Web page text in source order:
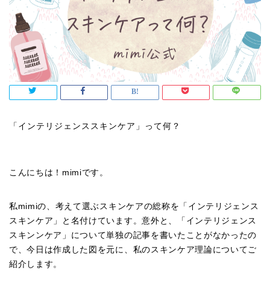
「インテリジェンススキンケア」って何？
こんにちは！mimiです。
私mimiの、考えて選ぶスキンケアの総称を「インテリジェンス
スキンケア」と名付けています。意外と、「インテリジェンス
スキンンケア」について単独の記事を書いたことがなかったの
で、今日は作成した図を元に、私のスキンケア理論についてご
紹介します。